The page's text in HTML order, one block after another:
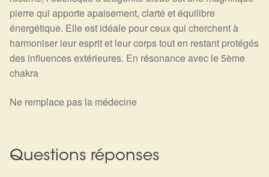
pierre qui apporte apaisement, clarté et équilibre
énergétique. Elle est idéale pour ceux qui cherchent à
harmoniser leur esprit et leur corps tout en restant protégés
des influences extérieures. En résonance avec le 5ème
chakra
Ne remplace pas la médecine
Questions réponses